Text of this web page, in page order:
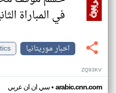
في المباراة
اخبار موريتانيا
ZQ93KV
سي ان ان عربي• arabic.cnn.com